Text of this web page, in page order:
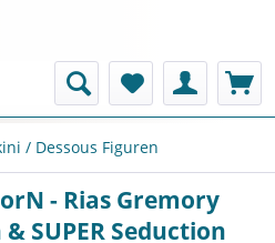
/ Dessous Figuren
- Rias Gremory
SUPER Seduction